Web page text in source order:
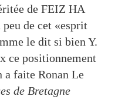
de FEIZ HA
de cet «esprit
le dit si bien Y.
ce positionnement
a faite Ronan Le
de Bretagne